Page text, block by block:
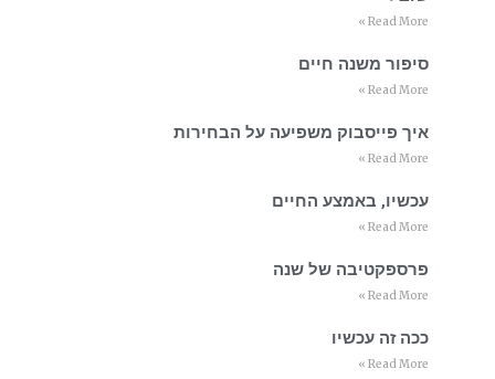
Read More »
סיפור משנה חיים
Read More »
איך פייסבוק משפיעה על הבחירות
Read More »
עכשיו, באמצע החיים
Read More »
פרספקטיבה של שנה
Read More »
ככה זה עכשיו
Read More »